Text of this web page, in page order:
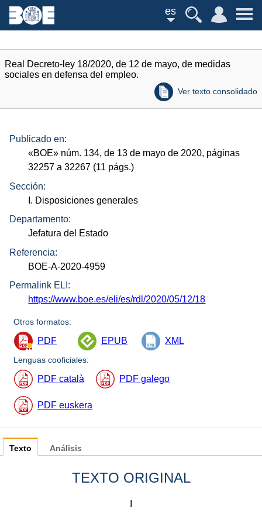
es
Real Decreto-ley 18/2020, de 12 de mayo, de medidas
sociales en defensa del empleo.
Ver texto consolidado
Publicado en:
«BOE» núm. 134, de 13 de mayo de 2020, páginas
32257 a 32267 (11 págs.)
Sección:
I. Disposiciones generales
Departamento:
Jefatura del Estado
Referencia:
BOE-A-2020-4959
Permalink ELI:
https://www.boe.es/eli/es/rdl/2020/05/12/18
Otros formatos:
PDF EPUB XML
Lenguas cooficiales:
PDF català PDF galego
PDF euskera
Texto
TEXTO ORIGINAL
Análisis